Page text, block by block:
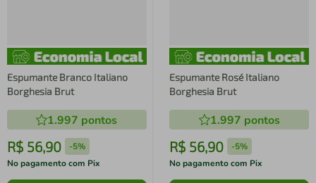
Espumante Branco Italiano
Borghesia Brut
1.997 pontos
R$ 56,90 -5%
No pagamento com Pix
Espumante Rosé Italiano
Borghesia Brut
1.997 pontos
R$ 56,90 -5%
No pagamento com Pix